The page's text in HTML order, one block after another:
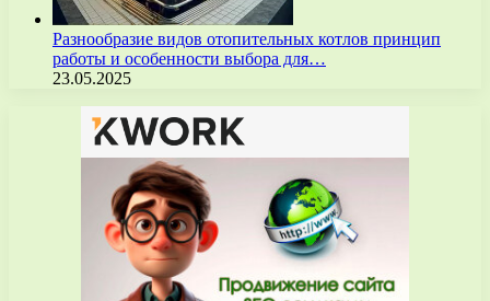
Разнообразие видов отопительных котлов принцип
работы и особенности выбора для…
23.05.2025